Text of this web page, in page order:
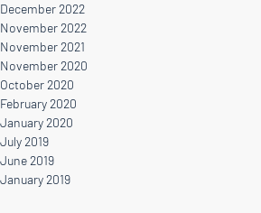
December 2022
November 2022
November 2021
November 2020
October 2020
February 2020
January 2020
July 2019
June 2019
January 2019